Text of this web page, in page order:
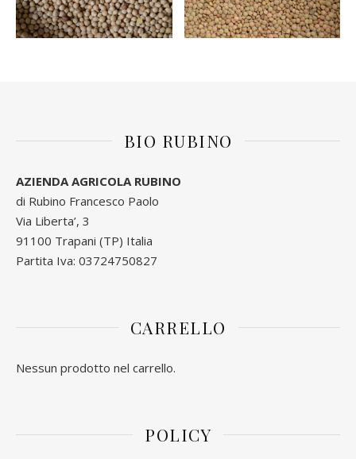
BIO RUBINO
AZIENDA AGRICOLA RUBINO
di Rubino Francesco Paolo
Via Liberta’, 3
91100 Trapani (TP) Italia
Partita Iva: 03724750827
CARRELLO
Nessun prodotto nel carrello.
POLICY